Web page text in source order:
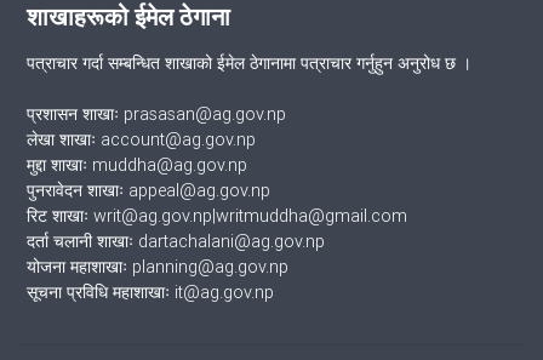
शाखाहरूको ईमेल ठेगाना
पत्राचार गर्दा सम्बन्धित शाखाको ईमेल ठेगानामा पत्राचार गर्नुहुन अनुरोध छ ।
प्रशासन शाखाः prasasan@ag.gov.np
लेखा शाखाः account@ag.gov.np
मुद्दा शाखाः muddha@ag.gov.np
पुनरावेदन शाखाः appeal@ag.gov.np
रिट शाखाः writ@ag.gov.np|writmuddha@gmail.com
दर्ता चलानी शाखाः dartachalani@ag.gov.np
योजना महाशाखाः planning@ag.gov.np
सूचना प्रविधि महाशाखाः it@ag.gov.np